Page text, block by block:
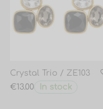
Crystal Trio / ZE103
€13.00 In stock